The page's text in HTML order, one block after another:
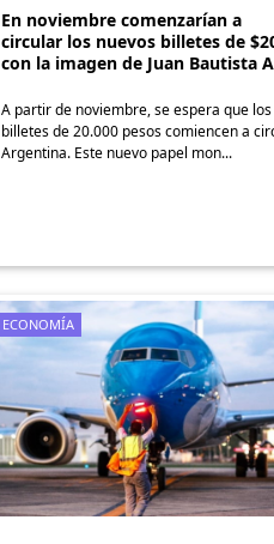
En noviembre comenzarían a
circular los nuevos billetes de
con la imagen de Juan Bautista
A partir de noviembre, se espera que
billetes de 20.000 pesos comiencen a
Argentina. Este nuevo papel mon...
ECONOMÍA